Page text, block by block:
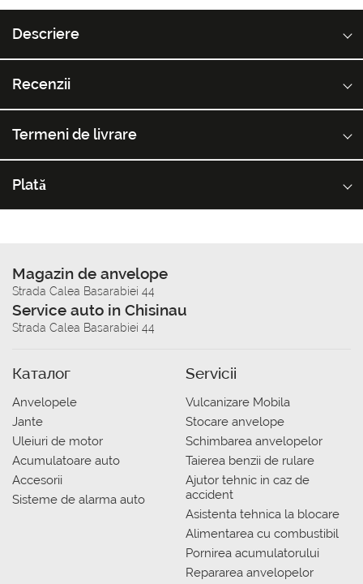
Descriere
Recenzii
Termeni de livrare
Plată
Magazin de anvelope
Strada Calea Basarabiei 44
Service auto in Chisinau
Strada Calea Basarabiei 44
Каталог
Anvelopele
Jante
Uleiuri de motor
Acumulatoare auto
Accesorii
Sisteme de alarma auto
Servicii
Vulcanizare Mobila
Stocare anvelope
Schimbarea anvelopelor
Taierea benzii de rulare
Ajutor tehnic in caz de
accident
Asistenta tehnica la blocare
Alimentarea cu combustibil
Pornirea acumulatorului
Repararea anvelopelor